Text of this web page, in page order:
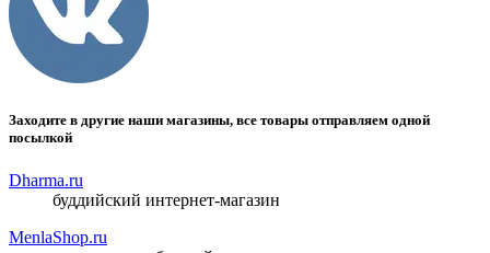
Заходите в другие наши магазины, все товары отправляем одной
посылкой
Dharma.ru
буддийский интернет-магазин
MenlaShop.ru